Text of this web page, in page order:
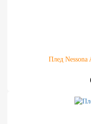
Плед Nessona